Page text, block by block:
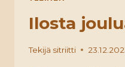
Ilosta
Tekijä sitriitti